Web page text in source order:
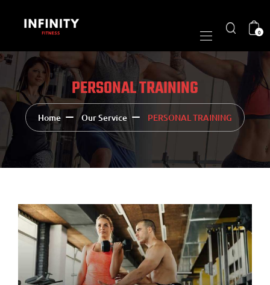
0
PERSONAL TRAINING
Home Our Service PERSONAL TRAINING